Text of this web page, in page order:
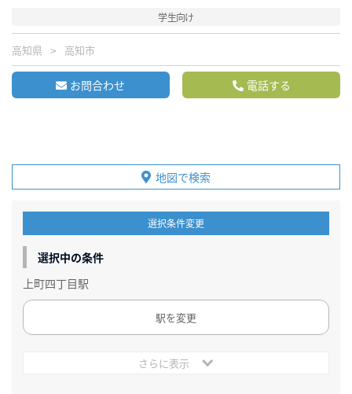
学生向け
高知県 高知市
お問合わせ 電話する
地図で検索
選択条件変更
選択中の条件
上町四丁目駅
駅を変更
さらに表示